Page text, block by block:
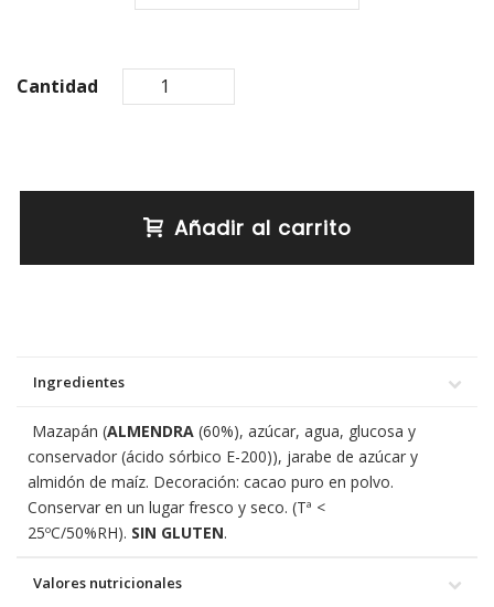
Cantidad
Añadir al carrito
Ingredientes
Mazapán (ALMENDRA (60%), azúcar, agua, glucosa y
conservador (ácido sórbico E-200)), jarabe de azúcar y
almidón de maíz. Decoración: cacao puro en polvo.
Conservar en un lugar fresco y seco. (Tª <
25ºC/50%RH). SIN GLUTEN.
Valores nutricionales